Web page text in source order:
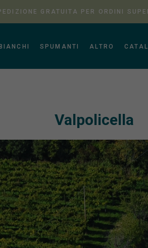
GRATUITA PER ORDINI
SPUMANTI ALTRO
Valpolicella